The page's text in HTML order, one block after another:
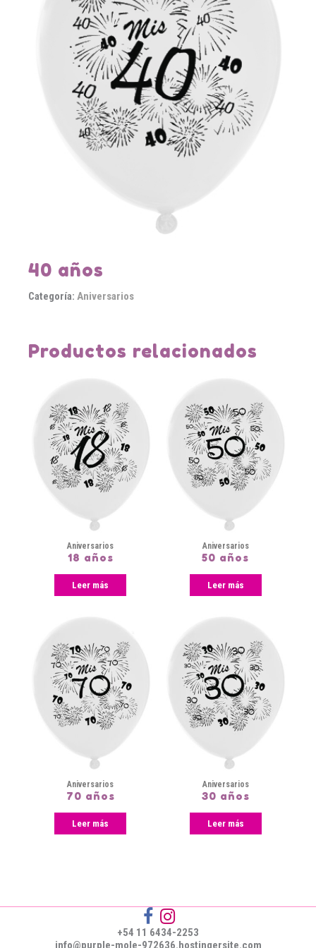
40 años
Categoría: Aniversarios
Productos relacionados
Aniversarios
18 años
Leer más
Aniversarios
50 años
Leer más
Aniversarios
70 años
Leer más
Aniversarios
30 años
Leer más
+54 11 6434-2253
info@purple-mole-972636.hostingersite.com